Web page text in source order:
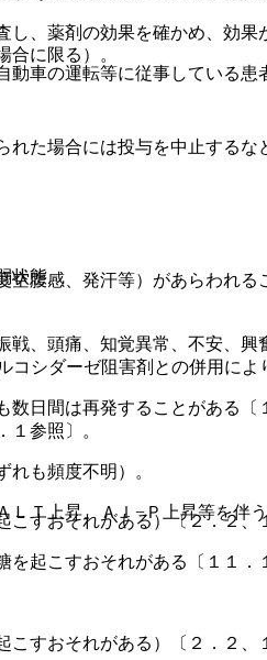
、薬剤の効果を確かめ、効果
車の運転等に従事している患
状態。
すおそれがある）〔２．２、
起こすおそれがある〔１１．
すおそれがある）〔２．２、
に限る）。
た場合には投与を中止するな
腹感、発汗等）があらわれ
、頭痛、知覚異常、不安、
シダーゼ阻害剤との併用に
日間は再発することがある
参照〕。
も頻度不明）。
Ｔ上昇、Ａｌ−Ｐ上昇等を伴